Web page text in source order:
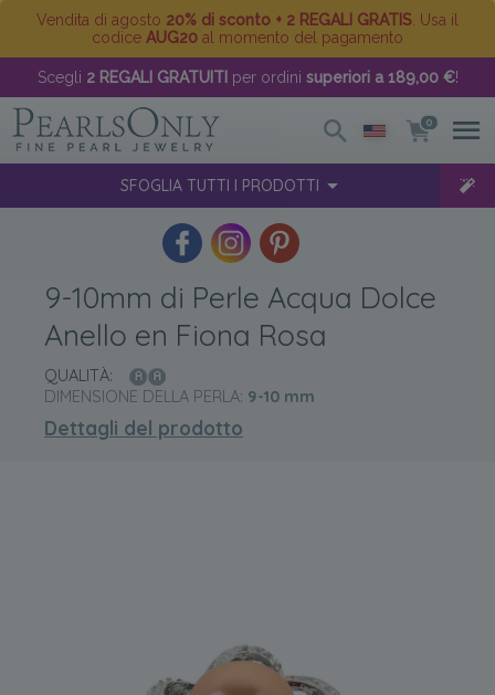
Vendita di agosto 20% di sconto + 2 REGALI GRATIS . Usa il
codice AUG20 al momento del pagamento
Scegli 2 REGALI GRATUITI per ordini superiori a 189,00 €!
0
SFOGLIA TUTTI I PRODOTTI
9-10mm di Perle Acqua Dolce
Anello en Fiona Rosa
QUALITÀ:
DIMENSIONE DELLA PERLA: 9-10 mm
Dettagli del prodotto